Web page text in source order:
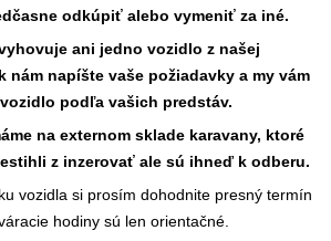
odkúpiť alebo vymeniť za iné.
ani jedno vozidlo z našej
nám napíšte vaše požiadavky a my vám
podľa vašich predstáv.
na externom sklade karavany, ktoré
z inzerovať ale sú ihneď k odberu.
vozidla si prosím dohodnite presný termín
hodiny sú len orientačné.